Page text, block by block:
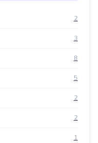
2
3
8
5
2
2
1